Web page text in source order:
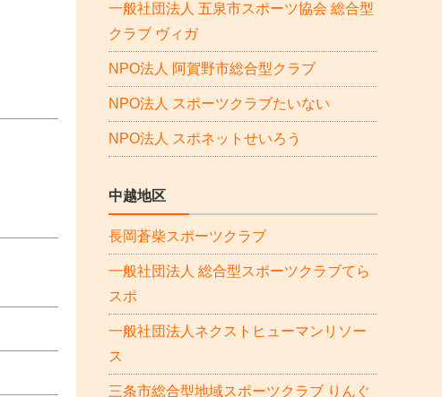
一般社団法人 五泉市スポーツ協会 総合型
クラブ ヴィガ
NPO法人 阿賀野市総合型クラブ
NPO法人 スポーツクラブたいない
NPO法人 スポネットせいろう
中越地区
長岡蒼柴スポーツクラブ
一般社団法人 総合型スポーツクラブてら
スポ
一般社団法人ネクストヒューマンリソー
ス
三条市総合型地域スポーツクラブ りんぐ